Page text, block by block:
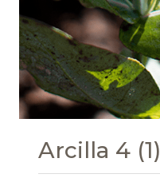
Arcilla 4 (1)